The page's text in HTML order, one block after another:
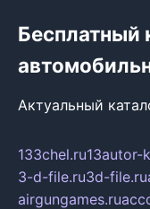
Бесплатный
Актуальный
133chel.ru13autor-
3-d-file.ru3d-file.ru
airgungames.ru